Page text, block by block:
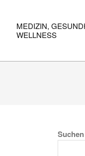
MEDIZIN,
WELLNESS
Suchen